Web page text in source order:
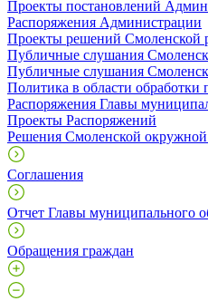
Проекты постановлений
Распоряжения Администрации
Проекты решений Смоленской
Публичные слушания
Публичные слушания
Политика в области
Распоряжения Главы
Проекты Распоряжений
Решения Смоленской
Соглашения
Отчет Главы муниципального
Обращения граждан